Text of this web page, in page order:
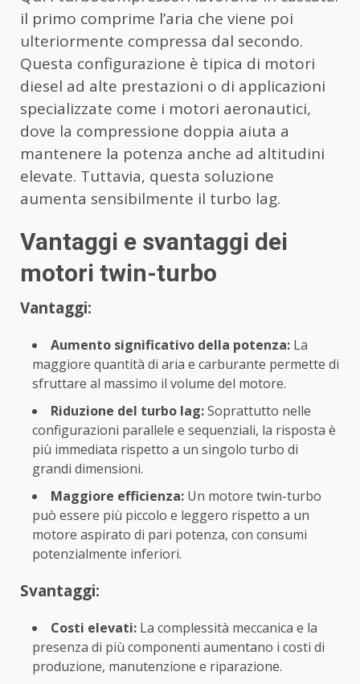
il primo comprime l’aria che viene poi
ulteriormente compressa dal secondo.
Questa configurazione è tipica di motori
diesel ad alte prestazioni o di applicazioni
specializzate come i motori aeronautici,
dove la compressione doppia aiuta a
mantenere la potenza anche ad altitudini
elevate. Tuttavia, questa soluzione
aumenta sensibilmente il turbo lag.
Vantaggi e svantaggi dei
motori twin-turbo
Vantaggi:
Aumento significativo della potenza: La
maggiore quantità di aria e carburante permette di
sfruttare al massimo il volume del motore.
Riduzione del turbo lag:Soprattutto nelle
configurazioni parallele e sequenziali, la risposta è
più immediata rispetto a un singolo turbo di
grandi dimensioni.
Maggiore efficienza: Un motore twin-turbo
può essere più piccolo e leggero rispetto a un
motore aspirato di pari potenza, con consumi
potenzialmente inferiori.
Svantaggi:
Costi elevati: La complessità meccanica e la
presenza di più componenti aumentano i costi di
produzione, manutenzione e riparazione.